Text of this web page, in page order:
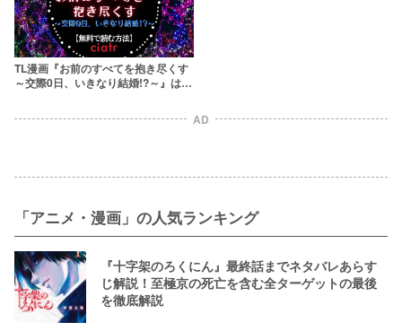
TL漫画『お前のすべてを抱き尽くす
～交際0日、いきなり結婚!?～』は全
AD
「アニメ・漫画」の人気ランキング
『十字架のろくにん』最終話までネタバレあらす
じ解説！至極京の死亡を含む全ターゲットの最後
を徹底解説